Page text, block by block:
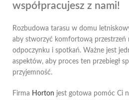
współpracujesz z nami!
Rozbudowa tarasu w domu
aby stworzyć komfortową przestrzeń
odpoczynku i spotkań. Ważne jest
aspektów, aby proces ten przebiegł
przyjemność.
Firma Horton jest gotowa pomóc Ci